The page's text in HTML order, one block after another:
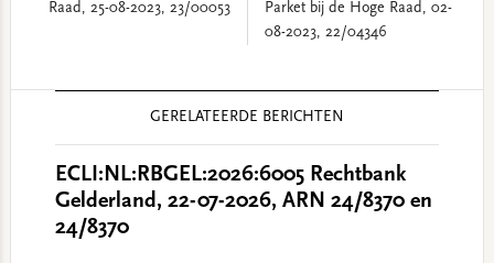
Raad, 25-08-2023, 23/00053
Parket bij de Hoge Raad, 02-
08-2023, 22/04346
GERELATEERDE BERICHTEN
ECLI:NL:RBGEL:2026:6005 Rechtbank
Gelderland, 22-07-2026, ARN 24/8370 en
24/8370